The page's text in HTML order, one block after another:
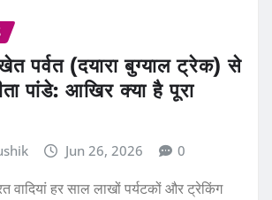
पर्वत (दयारा बुग्याल ट्रेक) से
पांडे: आखिर क्या है पूरा
Jun 26, 2026 0
वादियां हर साल लाखों पर्यटकों और ट्रेकिंग